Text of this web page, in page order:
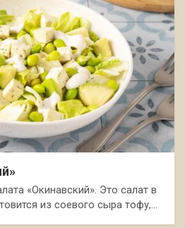
«Окинавский». Это салат в
из соевого сыра тофу,…